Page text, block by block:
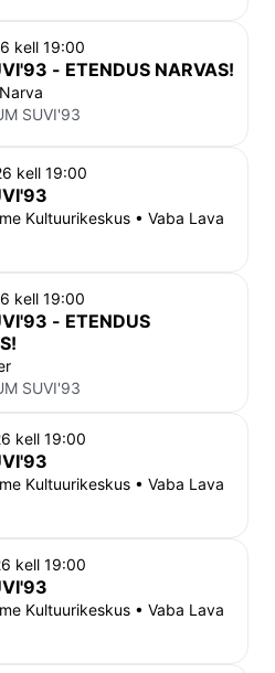
kell 19:00
- ETENDUS NARVAS!
SUVI'93
kell 19:00
Kultuurikeskus • Vaba Lava
kell 19:00
- ETENDUS
SUVI'93
kell 19:00
Kultuurikeskus • Vaba Lava
kell 19:00
Kultuurikeskus • Vaba Lava